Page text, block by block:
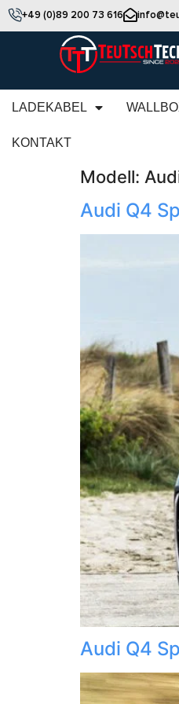
+49 (0)89 200 73 616
LADEKABEL
KONTAKT
Modell:
Audi Q4
Audi Q4